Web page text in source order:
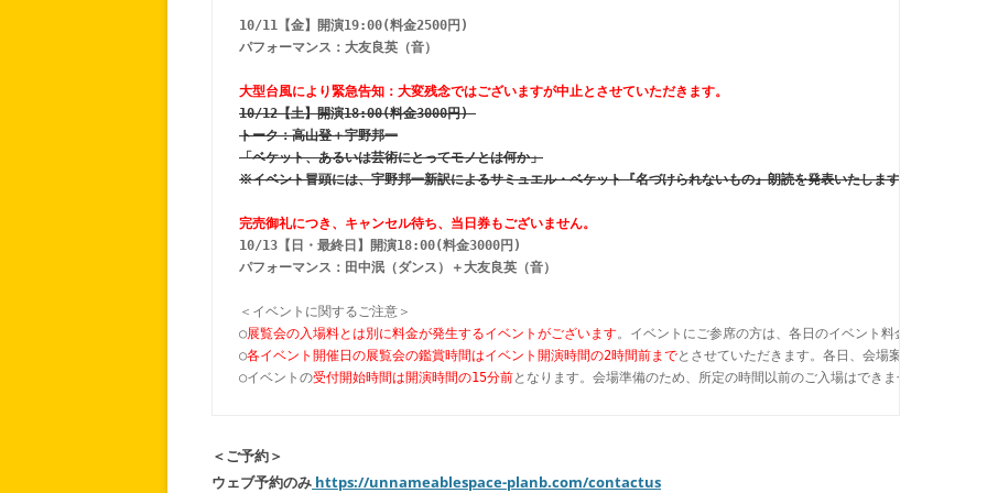
10/11【金】開演19:00(料金2500円)
パフォーマンス：大友良英（音）
大型台風により緊急告知：大変残念ではございますが中止とさせていただきます。
10/12【土】開演18:00(料金3000円)
トーク：高山登＋宇野邦一
「ベケット、あるいは芸術にとってモノとは何か」
※イベント冒頭には、宇野邦一新訳によるサミュエル・ベケット『名づけられないもの』朗読を発表いたします。
完売御礼につき、キャンセル待ち、当日券もございません。
10/13【日・最終日】開演18:00(料金3000円)
パフォーマンス：田中泯（ダンス）＋大友良英（音）
＜イベントに関するご注意＞
○展覧会の入場料とは別に料金が発生するイベントがございます。イベントにご参席の方は、各日のイベント料金を必ずご確
○各イベント開催日の展覧会の鑑賞時間はイベント開演時間の2時間前までとさせていただきます。各日、会場案内人よりお声
○イベントの受付開始時間は開演時間の15分前となります。会場準備のため、所定の時間以前のご入場はできませんことをご了
＜ご予約＞
ウェブ予約のみ https://unnameablespace-planb.com/contactus